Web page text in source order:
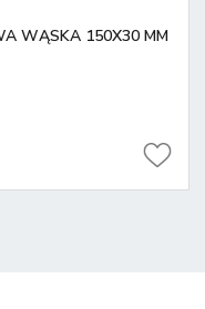
WĄSKA 150X30 MM